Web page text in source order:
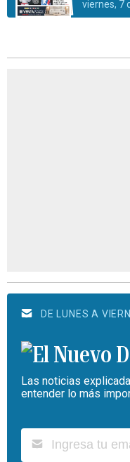
viernes, 7
DE LUNES A
Las noticias
entender lo más